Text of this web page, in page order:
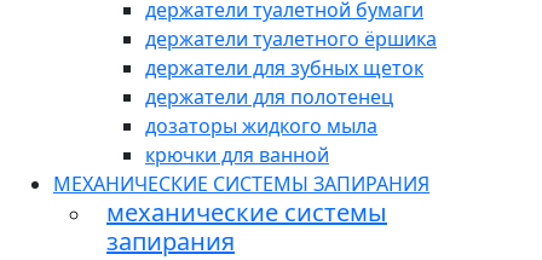
держатели туалетной бумаги
держатели туалетного ёршика
держатели для зубных щеток
держатели для полотенец
дозаторы жидкого мыла
крючки для ванной
МЕХАНИЧЕСКИЕ СИСТЕМЫ ЗАПИРАНИЯ
механические системы
запирания